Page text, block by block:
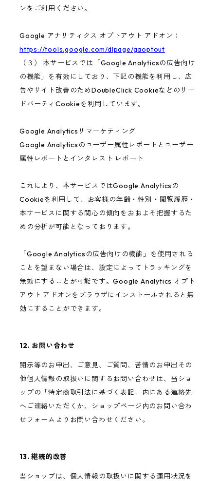
ンをご利用ください。
Google アナリティクス オプトアウト アドオン：
https://tools.google.com/dlpage/gaoptout
（３） 本サービスでは「Google Analyticsの広告向け
の機能」を有効にしており、下記の機能を利用し、広
告やサイト改善のためDoubleClick Cookieなどのサー
ドパーティCookieを利用しています。
Google Analyticsリマーケティング
Google Analyticsのユーザー属性レポートとユーザー
属性レポートとインタレスト レポート
これにより、本サービスではGoogle Analyticsの
Cookieを利用して、お客様の年齢・性別・閲覧履歴・
本サービスに関する関心の傾向をおおよそ把握するた
めの分析が可能となっております。
「Google Analyticsの広告向けの機能」を使用される
ことを望まない場合は、設定によってトラッキングを
無効にすることが可能です。Google Analytics オプト
アウト アドオンをブラウザにインストールされると無
効にすることができます。
12. お問い合わせ
開示等のお申出、ご意見、ご質問、苦情のお申出その
他個人情報の取扱いに関するお問い合わせは、当ショ
ップの「特定商取引法に基づく表記」内にある連絡先
へご連絡いただくか、ショップページ内のお問い合わ
せフォームよりお問い合わせください。
13. 継続的改善
当ショップは、個人情報の取扱いに関する運用状況を